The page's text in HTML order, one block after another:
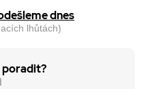
dnes
lhůtách)